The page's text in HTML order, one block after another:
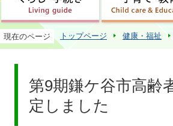
現在のページ トップページ 健康・福祉
第9期鎌ケ谷市高齢
定しました